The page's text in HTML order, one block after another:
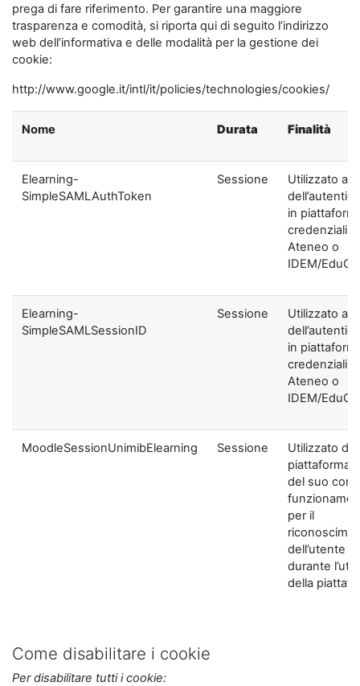
prega di fare riferimento. Per garantire una maggiore
trasparenza e comodità, si riporta qui di seguito l’indirizzo
web dell’informativa e delle modalità per la gestione dei
cookie:
http://www.google.it/intl/it/policies/technologies/cookies/
Nome Durata Finalità
Elearning-
SimpleSAMLAuthToken
Sessione
Utilizzato ai
in
credenziali di
Ateneo o
IDEM/
Elearning-
SimpleSAMLSessionID
Sessione
Utilizzato ai
in
credenziali di
Ateneo o
IDEM/
MoodleSessionUnimibElearning Sessione
Utilizzato
piattaforma
del suo
per il
dell’utente
durante
della
Come disabilitare i cookie
Per disabilitare tutti i cookie: